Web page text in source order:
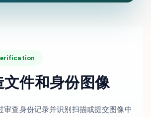
文件和身份图像
审查身份记录并识别扫描或提交图像中